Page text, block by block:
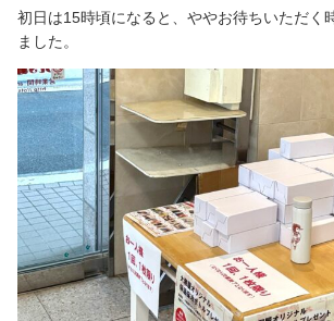
初日は15時頃になると、ややお待ちいただく
ました。